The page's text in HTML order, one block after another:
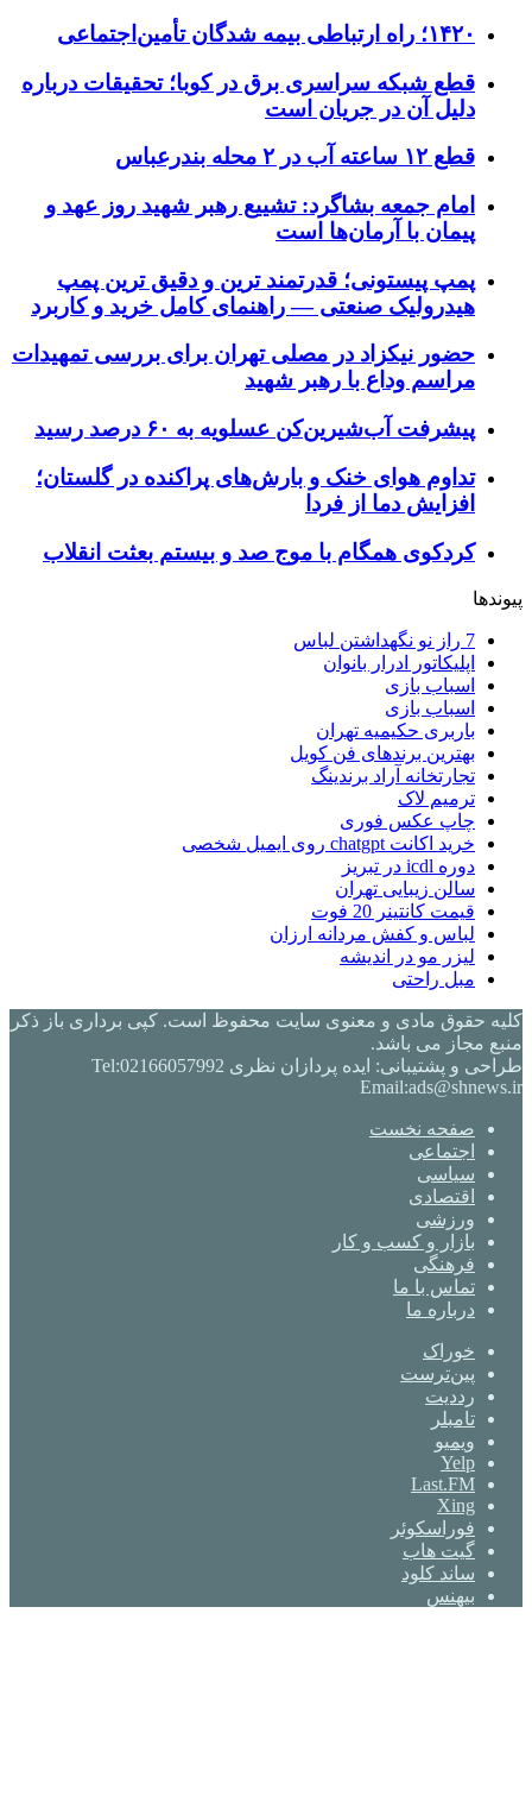
۱۴۲۰؛ راه ارتباطی بیمه شدگان تأمین‌اجتماعی
قطع شبکه سراسری برق در کوبا؛ تحقیقات درباره
دلیل آن در جریان است
قطع ۱۲ ساعته آب در ۲ محله بندرعباس
امام جمعه بشاگرد: تشییع رهبر شهید روز عهد و
پیمان با آرمان‌ها است
پمپ پیستونی؛ قدرتمند ترین و دقیق‌ ترین پمپ
هیدرولیک صنعتی — راهنمای کامل خرید و کاربرد
حضور نیکزاد در مصلی تهران برای بررسی تمهیدات
مراسم وداع با رهبر شهید
پیشرفت آب‌شیرین‌کن عسلویه به ۶۰ درصد رسید
تداوم هوای خنک و بارش‌های پراکنده در گلستان؛
افزایش دما از فردا
کردکوی همگام با موج صد و بیستم بعثت انقلاب
پیوندها
7 راز نو نگهداشتن لباس
اپلیکاتور ادرار بانوان
اسباب بازی
اسباب بازی
باربری حکیمیه تهران
بهترین برندهای فن کویل
تجارتخانه آراد برندینگ
ترمیم لاک
چاپ عکس فوری
خرید اکانت chatgpt روی ایمیل شخصی
دوره icdl در تبریز
سالن زیبایی تهران
قیمت کانتینر 20 فوت
لباس و کفش مردانه ارزان
لیزر مو در اندیشه
مبل راحتی
کلیه حقوق مادی و معنوی سایت محفوظ است. کپی برداری باز ذکر
منبع مجاز می باشد.
طراحی و پشتیبانی: ایده پردازان نظری Tel:02166057992
Email:ads@shnews.ir
صفحه نخست
اجتماعی
سیاسی
اقتصادی
ورزشی
بازار و کسب و کار
فرهنگی
تماس با ما
درباره ما
خوراک
‫پین‌ترست
‫رددیت
‫تامبلر
ویمیو
Yelp
Last.FM
Xing
فوراسکوئر
گیت ‌هاب
ساند کلود
بیهنس